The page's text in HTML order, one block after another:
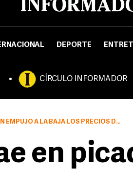
DEPORTE
CÍRCULO INFORMADOR
A LA BAJA LOS PRECIOS DEL PETRÓLEO
en